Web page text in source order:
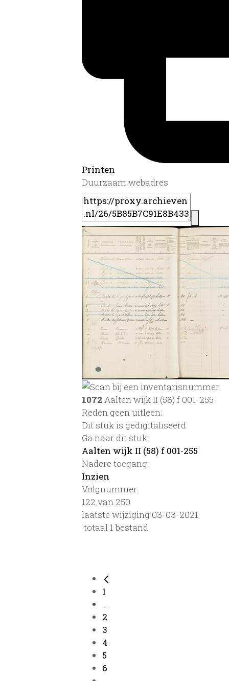
Printen
Duurzaam webadres
1072 Aalten wijk II (58) f 001-255
Reden geen uitleen:
Dit stuk is gedigitaliseerd
Ga naar dit stuk:
Aalten wijk II (58) f 001-255
Nadere toegang:
Inzien
Volgnummer:
122 van 250
laatste wijziging 03-03-2021
totaal 1 bestand
1
...
2
3
4
5
6